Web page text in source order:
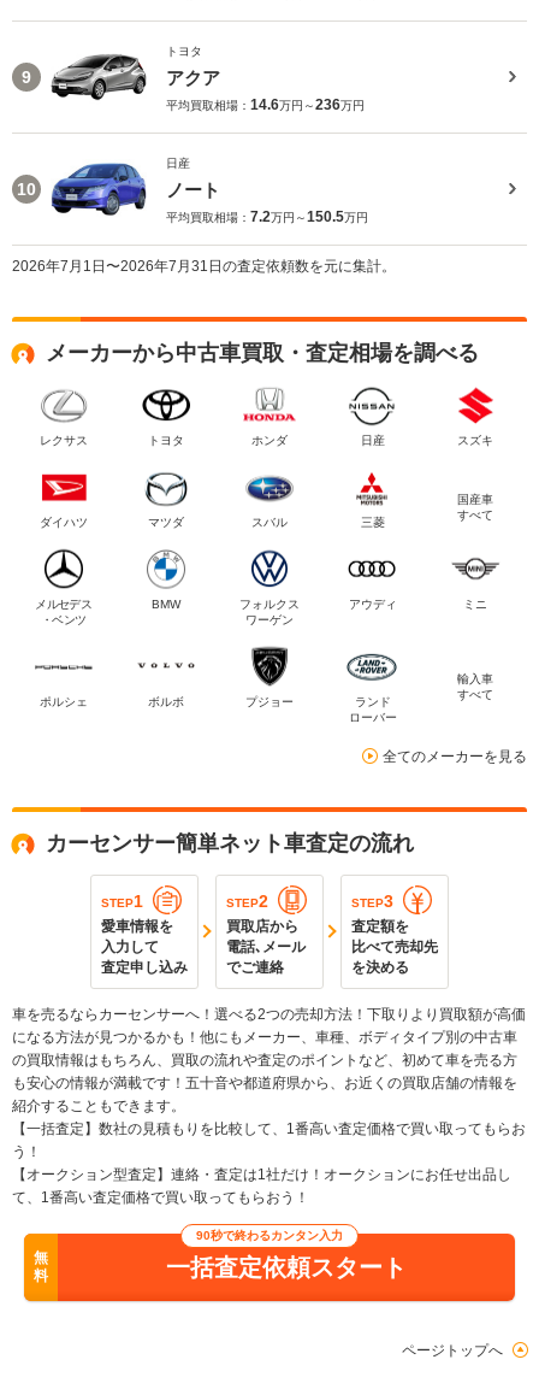
9
トヨタ
アクア
平均買取相場： 14.6万円～236万円
10
日産
ノート
平均買取相場： 7.2万円～150.5万円
2026年7月1日〜2026年7月31日の査定依頼数を元に集計。
メーカーから中古車買取・査定相場を調べる
レクサス トヨタ ホンダ 日産 スズキ
ダイハツ マツダ スバル 三菱
国産車
すべて
メルセデス
・ベンツ
BMW
フォルクス
ワーゲン
アウディ ミニ
ポルシェ ボルボ プジョー
ランド
ローバー
輸入車
すべて
全てのメーカーを見る
カーセンサー簡単ネット車査定の流れ
STEP1
愛車情報を
入力して
査定申し込み
STEP2
買取店から
電話､メール
でご連絡
STEP3
査定額を
比べて売却先
を決める
車を売るならカーセンサーへ！選べる2つの売却方法！下取りより買取額が高価
になる方法が見つかるかも！他にもメーカー、車種、ボディタイプ別の中古車
の買取情報はもちろん、買取の流れや査定のポイントなど、初めて車を売る方
も安心の情報が満載です！五十音や都道府県から、お近くの買取店舗の情報を
紹介することもできます。
【一括査定】数社の見積もりを比較して、1番高い査定価格で買い取ってもらお
う！
【オークション型査定】連絡・査定は1社だけ！オークションにお任せ出品し
て、1番高い査定価格で買い取ってもらおう！
無
料
90秒で終わるカンタン入力
一括査定依頼スタート
ページトップへ